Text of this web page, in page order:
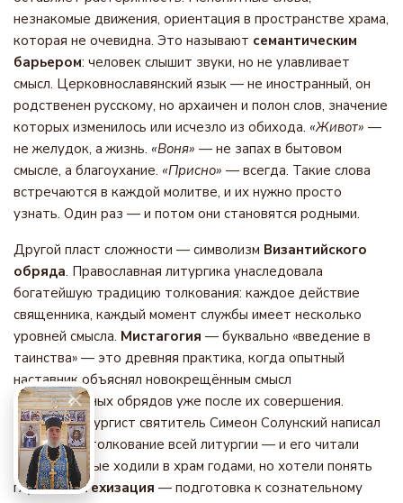
незнакомые движения, ориентация в пространстве храма,
которая не очевидна. Это называют семантическим
барьером: человек слышит звуки, но не улавливает
смысл. Церковнославянский язык — не иностранный, он
родственен русскому, но архаичен и полон слов, значение
которых изменилось или исчезло из обихода. «Живот» —
не желудок, а жизнь. «Воня» — не запах в бытовом
смысле, а благоухание. «Присно» — всегда. Такие слова
встречаются в каждой молитве, и их нужно просто
узнать. Один раз — и потом они становятся родными.
Другой пласт сложности — символизм Византийского
обряда. Православная литургика унаследовала
богатейшую традицию толкования: каждое действие
священника, каждый момент службы имеет несколько
уровней смысла. Мистагогия — буквально «введение в
таинства» — это древняя практика, когда опытный
наставник объяснял новокрещённым смысл
богослужебных обрядов уже после их совершения.
Великий литургист святитель Симеон Солунский написал
подробное толкование всей литургии — и его читали
люди, которые ходили в храм годами, но хотели понять
глубже.Катехизация — подготовка к сознательному